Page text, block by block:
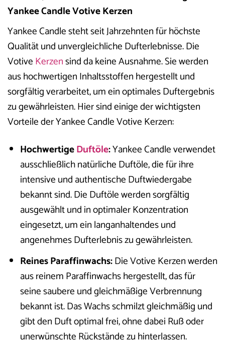
Yankee Candle Votive Kerzen
Yankee Candle steht seit Jahrzehnten für höchste
Qualität und unvergleichliche Dufterlebnisse. Die
VotiveKerzensind da keine Ausnahme. Sie werden
aus hochwertigen Inhaltsstoffen hergestellt und
sorgfältig verarbeitet, um ein optimales Duftergebnis
zu gewährleisten. Hier sind einige der wichtigsten
Vorteile der Yankee Candle Votive Kerzen:
HochwertigeDuftöle:Yankee Candle verwendet
ausschließlich natürliche Duftöle, die für ihre
intensive und authentische Duftwiedergabe
bekannt sind. Die Duftöle werden sorgfältig
ausgewählt und in optimaler Konzentration
eingesetzt, um ein langanhaltendes und
angenehmes Dufterlebnis zu gewährleisten.
Reines Paraffinwachs:Die Votive Kerzen werden
aus reinem Paraffinwachs hergestellt, das für
seine saubere und gleichmäßige Verbrennung
bekannt ist. Das Wachs schmilzt gleichmäßig und
gibt den Duft optimal frei, ohne dabei Ruß oder
unerwünschte Rückstände zu hinterlassen.